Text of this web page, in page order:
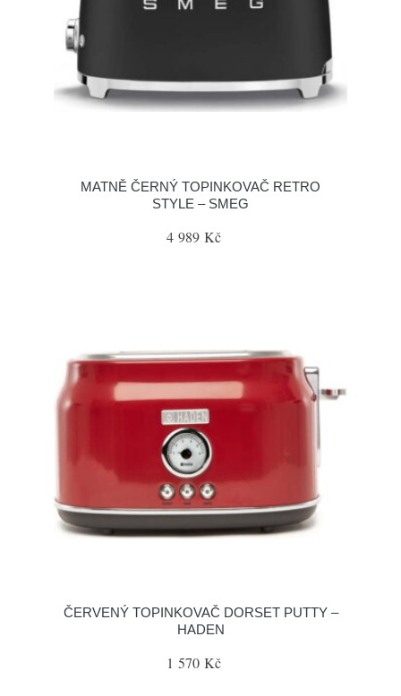
MATNĚ ČERNÝ TOPINKOVAČ RETRO
STYLE – SMEG
4 989 Kč
ČERVENÝ TOPINKOVAČ DORSET PUTTY –
HADEN
1 570 Kč